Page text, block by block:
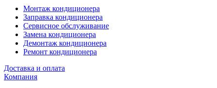
Монтаж кондиционера
Заправка кондиционера
Сервисное обслуживание
Замена кондиционера
Демонтаж кондиционера
Ремонт кондиционера
Доставка и оплата
Компания